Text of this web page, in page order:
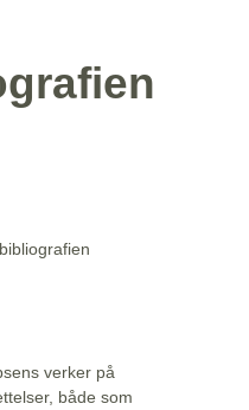
verker på
både som